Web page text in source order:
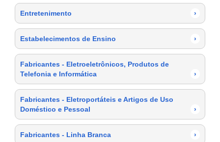
Entretenimento ›
Estabelecimentos de Ensino ›
Fabricantes - Eletroeletrônicos, Produtos de
Telefonia e Informática
›
Fabricantes - Eletroportáteis e Artigos de Uso
Doméstico e Pessoal
›
Fabricantes - Linha Branca ›